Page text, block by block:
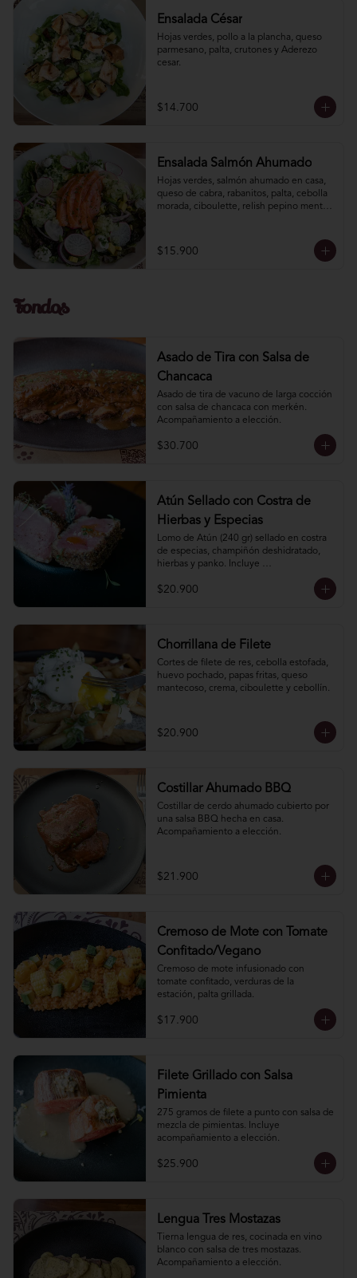
Ensalada César
Hojas verdes, pollo a la plancha, queso
parmesano, palta, crutones y Aderezo
cesar.
$14.700
Ensalada Salmón Ahumado
Hojas verdes, salmón ahumado en casa,
queso de cabra, rabanitos, palta, cebolla
morada, ciboulette, relish pepino menta.
$15.900
Fondos
Asado de Tira con Salsa de
Chancaca
Asado de tira de vacuno de larga cocción
con salsa de chancaca con merkén.
Acompañamiento a elección.
$30.700
Atún Sellado con Costra de
Hierbas y Especias
Lomo de Atún (240 gr) sellado en costra
de especias, champiñón deshidratado,
hierbas y panko. Incluye
$20.900
Chorrillana de Filete
Cortes de filete de res, cebolla estofada,
huevo pochado, papas fritas, queso
mantecoso, crema, ciboulette y cebollín.
$20.900
Costillar Ahumado BBQ
Costillar de cerdo ahumado cubierto por
una salsa BBQ hecha en casa.
Acompañamiento a elección.
$21.900
Cremoso de Mote con Tomate
Confitado/Vegano
Cremoso de mote infusionado con
tomate confitado, verduras de la
estación, palta grillada.
$17.900
Filete Grillado con Salsa
Pimienta
275 gramos de filete a punto con salsa de
mezcla de pimientas. Incluye
acompañamiento a elección.
$25.900
Lengua Tres Mostazas
Tierna lengua de res, cocinada en vino
blanco con salsa de tres mostazas.
Acompañamiento a elección.